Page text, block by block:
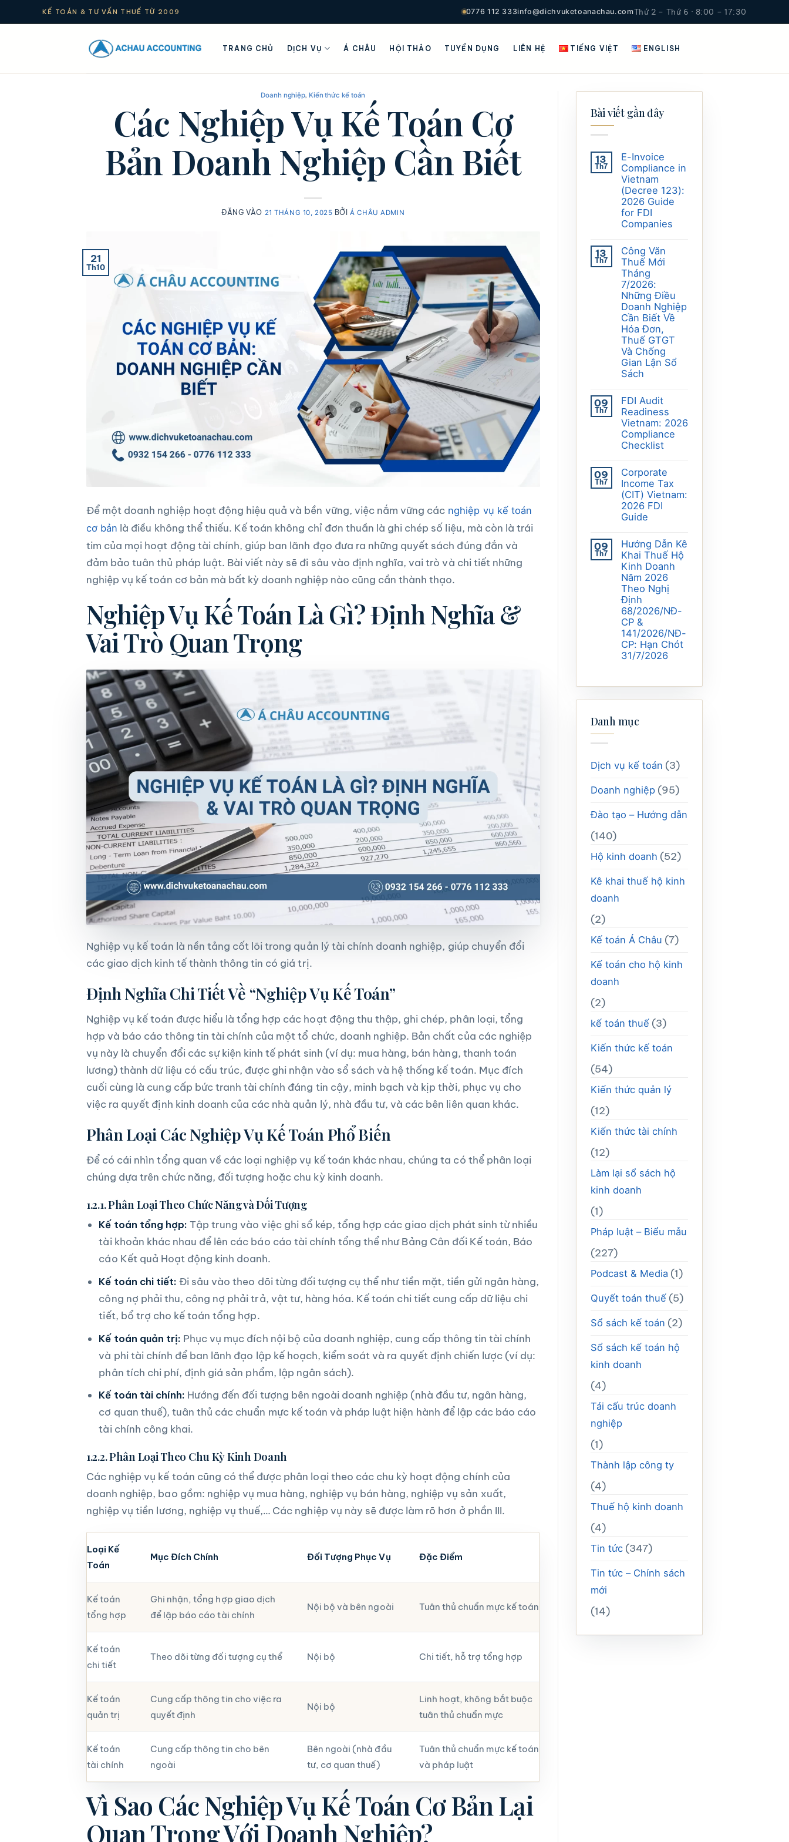
KẾ TOÁN & TƯ VẤN THUẾ TỪ 2009 0776 112 333info@dichvuketoanachau.comThứ 2 – Thứ 6 · 8:00 – 17:30
TRANG CHỦ DỊCH VỤ Á CHÂU HỘI THẢO TUYỂN DỤNG LIÊN HỆ TIẾNG VIỆT ENGLISH
Doanh nghiệp, Kiến thức kế toán
Các Nghiệp Vụ Kế Toán Cơ
Bản Doanh Nghiệp Cần Biết
ĐĂNG VÀO 21 THÁNG 10, 2025 BỞIÁ CHÂU ADMIN
21
Th10
Để một doanh nghiệp hoạt động hiệu quả và bền vững, việc nắm vững các nghiệp vụ kế toán
cơ bản là điều không thể thiếu. Kế toán không chỉ đơn thuần là ghi chép số liệu, mà còn là trái
tim của mọi hoạt động tài chính, giúp ban lãnh đạo đưa ra những quyết sách đúng đắn và
đảm bảo tuân thủ pháp luật. Bài viết này sẽ đi sâu vào định nghĩa, vai trò và chi tiết những
nghiệp vụ kế toán cơ bản mà bất kỳ doanh nghiệp nào cũng cần thành thạo.
Nghiệp Vụ Kế Toán Là Gì? Định Nghĩa &
Vai Trò Quan Trọng
Nghiệp vụ kế toán là nền tảng cốt lõi trong quản lý tài chính doanh nghiệp, giúp chuyển đổi
các giao dịch kinh tế thành thông tin có giá trị.
Định Nghĩa Chi Tiết Về “Nghiệp Vụ Kế Toán”
Nghiệp vụ kế toán được hiểu là tổng hợp các hoạt động thu thập, ghi chép, phân loại, tổng
hợp và báo cáo thông tin tài chính của một tổ chức, doanh nghiệp. Bản chất của các nghiệp
vụ này là chuyển đổi các sự kiện kinh tế phát sinh (ví dụ: mua hàng, bán hàng, thanh toán
lương) thành dữ liệu có cấu trúc, được ghi nhận vào sổ sách và hệ thống kế toán. Mục đích
cuối cùng là cung cấp bức tranh tài chính đáng tin cậy, minh bạch và kịp thời, phục vụ cho
việc ra quyết định kinh doanh của các nhà quản lý, nhà đầu tư, và các bên liên quan khác.
Phân Loại Các Nghiệp Vụ Kế Toán Phổ Biến
Để có cái nhìn tổng quan về các loại nghiệp vụ kế toán khác nhau, chúng ta có thể phân loại
chúng dựa trên chức năng, đối tượng hoặc chu kỳ kinh doanh.
1.2.1. Phân Loại Theo Chức Năng và Đối Tượng
Kế toán tổng hợp: Tập trung vào việc ghi sổ kép, tổng hợp các giao dịch phát sinh từ nhiều
tài khoản khác nhau để lên các báo cáo tài chính tổng thể như Bảng Cân đối Kế toán, Báo
cáo Kết quả Hoạt động kinh doanh.
Kế toán chi tiết: Đi sâu vào theo dõi từng đối tượng cụ thể như tiền mặt, tiền gửi ngân hàng,
công nợ phải thu, công nợ phải trả, vật tư, hàng hóa. Kế toán chi tiết cung cấp dữ liệu chi
tiết, bổ trợ cho kế toán tổng hợp.
Kế toán quản trị: Phục vụ mục đích nội bộ của doanh nghiệp, cung cấp thông tin tài chính
và phi tài chính để ban lãnh đạo lập kế hoạch, kiểm soát và ra quyết định chiến lược (ví dụ:
phân tích chi phí, định giá sản phẩm, lập ngân sách).
Kế toán tài chính: Hướng đến đối tượng bên ngoài doanh nghiệp (nhà đầu tư, ngân hàng,
cơ quan thuế), tuân thủ các chuẩn mực kế toán và pháp luật hiện hành để lập các báo cáo
tài chính công khai.
1.2.2. Phân Loại Theo Chu Kỳ Kinh Doanh
Các nghiệp vụ kế toán cũng có thể được phân loại theo các chu kỳ hoạt động chính của
doanh nghiệp, bao gồm: nghiệp vụ mua hàng, nghiệp vụ bán hàng, nghiệp vụ sản xuất,
nghiệp vụ tiền lương, nghiệp vụ thuế,… Các nghiệp vụ này sẽ được làm rõ hơn ở phần III.
Loại Kế
Toán
Mục Đích Chính Đối Tượng Phục Vụ Đặc Điểm
Kế toán
tổng hợp
Ghi nhận, tổng hợp giao dịch
để lập báo cáo tài chính
Nội bộ và bên ngoài Tuân thủ chuẩn mực kế toán
Kế toán
chi tiết
Theo dõi từng đối tượng cụ thể Nội bộ Chi tiết, hỗ trợ tổng hợp
Kế toán
quản trị
Cung cấp thông tin cho việc ra
quyết định
Nội bộ
Linh hoạt, không bắt buộc
tuân thủ chuẩn mực
Kế toán
tài chính
Cung cấp thông tin cho bên
ngoài
Bên ngoài (nhà đầu
tư, cơ quan thuế)
Tuân thủ chuẩn mực kế toán
và pháp luật
Vì Sao Các Nghiệp Vụ Kế Toán Cơ Bản Lại
Quan Trọng Với Doanh Nghiệp?
Bài viết gần đây
13
Th7
E-Invoice
Compliance in
Vietnam
(Decree 123):
2026 Guide
for FDI
Companies
13
Th7
Công Văn
Thuế Mới
Tháng
7/2026:
Những Điều
Doanh Nghiệp
Cần Biết Về
Hóa Đơn,
Thuế GTGT
Và Chống
Gian Lận Sổ
Sách
09
Th7
FDI Audit
Readiness
Vietnam: 2026
Compliance
Checklist
09
Th7
Corporate
Income Tax
(CIT) Vietnam:
2026 FDI
Guide
09
Th7
Hướng Dẫn Kê
Khai Thuế Hộ
Kinh Doanh
Năm 2026
Theo Nghị
Định
68/2026/NĐ-
CP &
141/2026/NĐ-
CP: Hạn Chót
31/7/2026
Danh mục
Dịch vụ kế toán (3)
Doanh nghiệp(95)
Đào tạo – Hướng dẫn
(140)
Hộ kinh doanh (52)
Kê khai thuế hộ kinh
doanh
(2)
Kế toán Á Châu (7)
Kế toán cho hộ kinh
doanh
(2)
kế toán thuế(3)
Kiến thức kế toán
(54)
Kiến thức quản lý
(12)
Kiến thức tài chính
(12)
Làm lại sổ sách hộ
kinh doanh
(1)
Pháp luật – Biểu mẫu
(227)
Podcast & Media (1)
Quyết toán thuế (5)
Sổ sách kế toán (2)
Sổ sách kế toán hộ
kinh doanh
(4)
Tái cấu trúc doanh
nghiệp
(1)
Thành lập công ty
(4)
Thuế hộ kinh doanh
(4)
Tin tức(347)
Tin tức – Chính sách
mới
(14)